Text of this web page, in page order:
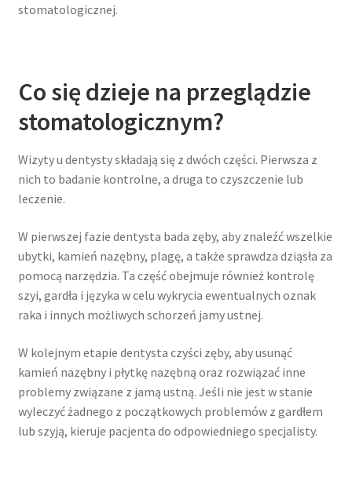
stomatologicznej.
Co się dzieje na przeglądzie
stomatologicznym?
Wizyty u dentysty składają się z dwóch części. Pierwsza z
nich to badanie kontrolne, a druga to czyszczenie lub
leczenie.
W pierwszej fazie dentysta bada zęby, aby znaleźć wszelkie
ubytki, kamień nazębny, plagę, a także sprawdza dziąsła za
pomocą narzędzia. Ta część obejmuje również kontrolę
szyi, gardła i języka w celu wykrycia ewentualnych oznak
raka i innych możliwych schorzeń jamy ustnej.
W kolejnym etapie dentysta czyści zęby, aby usunąć
kamień nazębny i płytkę nazębną oraz rozwiązać inne
problemy związane z jamą ustną. Jeśli nie jest w stanie
wyleczyć żadnego z początkowych problemów z gardłem
lub szyją, kieruje pacjenta do odpowiedniego specjalisty.